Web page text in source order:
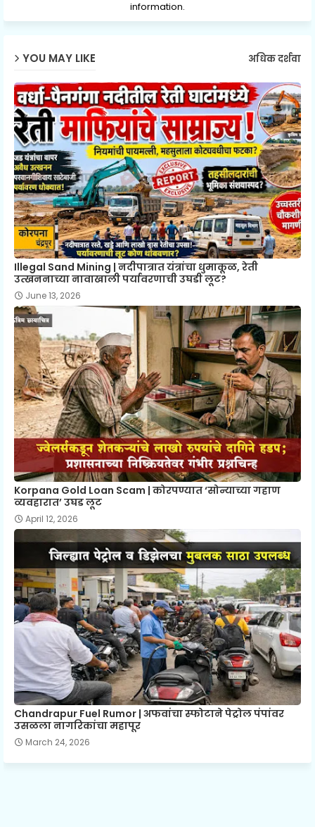
information.
YOU MAY LIKE अधिक दर्शवा
Illegal Sand Mining | नदीपात्रात यंत्रांचा धुमाकूळ, रेती
उत्खननाच्या नावाखाली पर्यावरणाची उघडी लूट?
June 13, 2026
Korpana Gold Loan Scam | कोरपण्यात ‘सोन्याच्या गहाण
व्यवहारात’ उघड लूट
April 12, 2026
Chandrapur Fuel Rumor | अफवांचा स्फोटाने पेट्रोल पंपांवर
उसळला नागरिकांचा महापूर
March 24, 2026